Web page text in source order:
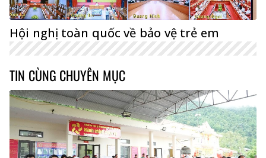
Hội nghị toàn quốc về bảo vệ trẻ em
TIN CÙNG CHUYÊN MỤC